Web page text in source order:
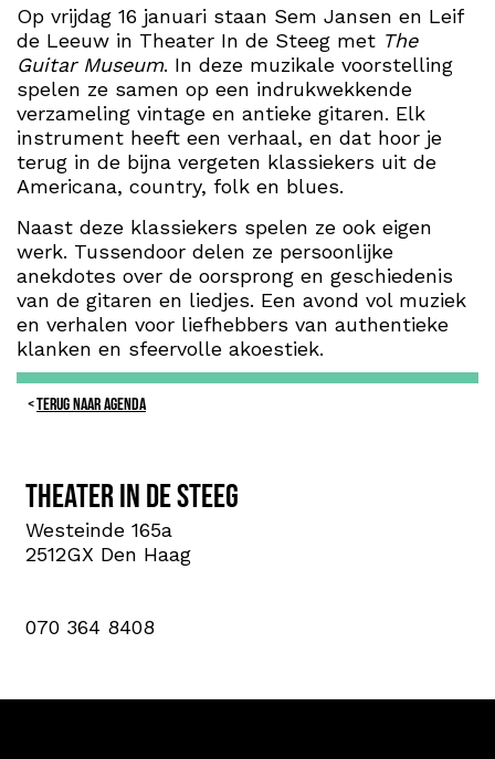
Op vrijdag 16 januari staan Sem Jansen en Leif
de Leeuw in Theater In de Steeg met The
Guitar Museum. In deze muzikale voorstelling
spelen ze samen op een indrukwekkende
verzameling vintage en antieke gitaren. Elk
instrument heeft een verhaal, en dat hoor je
terug in de bijna vergeten klassiekers uit de
Americana, country, folk en blues.
Naast deze klassiekers spelen ze ook eigen
werk. Tussendoor delen ze persoonlijke
anekdotes over de oorsprong en geschiedenis
van de gitaren en liedjes. Een avond vol muziek
en verhalen voor liefhebbers van authentieke
klanken en sfeervolle akoestiek.
TERUG NAAR AGENDA
Theater in de steeg
Westeinde 165a
2512GX Den Haag
070 364 8408